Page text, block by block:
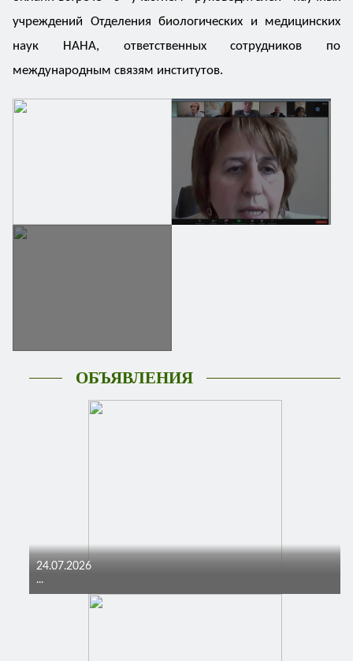
учреждений Отделения биологических и медицинских
наук НАНА, ответственных сотрудников по
международным связям институтов.
ОБЪЯВЛЕНИЯ
24.07.2026
...